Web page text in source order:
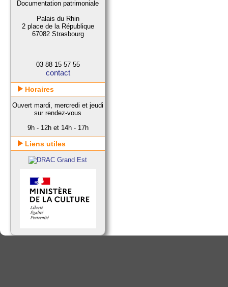
Documentation patrimoniale
Palais du Rhin
2 place de la République
67082 Strasbourg
03 88 15 57 55
contact
Horaires
Ouvert mardi, mercredi et jeudi
sur rendez-vous
9h - 12h et 14h - 17h
Liens utiles